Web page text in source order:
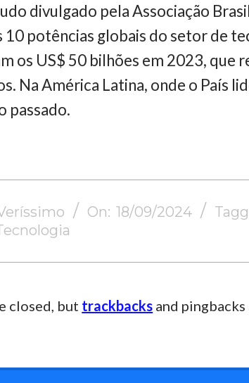
divulgado pela Associação
10 potências globais do setor de
os US$ 50 bilhões em 2023, que
Na América Latina, onde o País
passado.
On: 18/09/2024
closed, but trackbacks and pingbacks